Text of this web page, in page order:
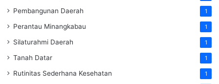
Pembangunan Daerah 1
Perantau Minangkabau 1
Silaturahmi Daerah 1
Tanah Datar 1
Rutinitas Sederhana Kesehatan 1